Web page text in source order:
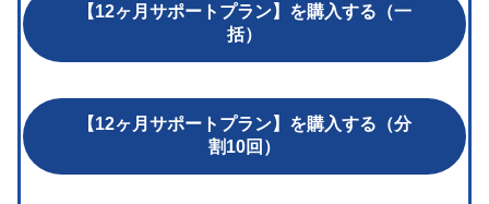
【12ヶ月サポートプラン】を購入する（一
括）
【12ヶ月サポートプラン】を購入する（分
割10回）